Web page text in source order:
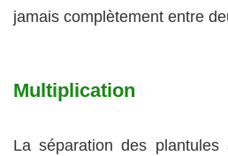
jamais complètement entre
Multiplication
La séparation des plantules